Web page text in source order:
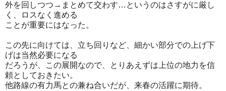
外を回しつつ→まとめて交わす…というのはさすがに厳し
く、ロスなく進める
ことが重要にはなった。
この先に向けては、立ち回りなど、細かい部分での上げ下
げは当然必要になる
だろうが、この展開なので、とりあえずは上位の地力を信
頼としておきたい。
他路線の有力馬との兼ね合いだが、来春の活躍に期待。